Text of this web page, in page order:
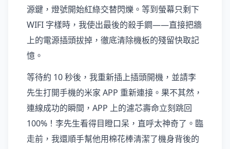
源鍵，燈號開始紅綠交替閃爍。等到螢幕只剩下
WIFI 字樣時，我使出最後的殺手鐧——直接把牆
上的電源插頭拔掉，徹底清除機板的殘留快取記
憶。
等待約 10 秒後，我重新插上插頭開機，並請李
先生打開手機的米家 APP 重新連接。果不其然，
連線成功的瞬間，APP 上的濾芯壽命立刻跳回
100%！李先生看得目瞪口呆，直呼太神奇了。臨
走前，我還順手幫他用棉花棒清潔了機身背後的